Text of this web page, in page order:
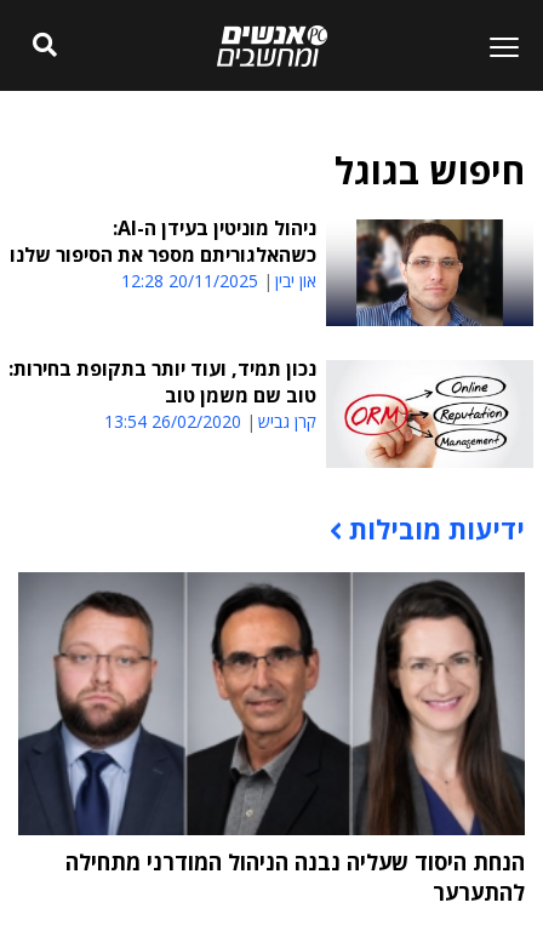
חיפוש בגוגל
ניהול מוניטין בעידן ה-AI:
כשהאלגוריתם מספר את הסיפור שלנו
און יבין 20/11/2025 12:28
נכון תמיד, ועוד יותר בתקופת בחירות:
טוב שם משמן טוב
קרן גביש 26/02/2020 13:54
תוכן פרסומי
ידיעות מובילות
הנחת היסוד שעליה נבנה הניהול המודרני מתחילה
להתערער